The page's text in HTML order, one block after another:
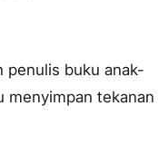
penulis buku anak-
menyimpan tekanan